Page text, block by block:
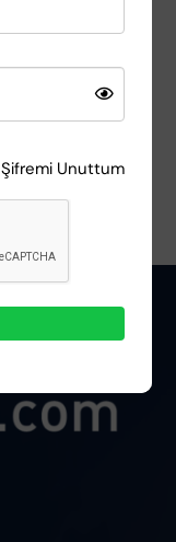
Ayrıntılar
Şifremi Unuttum